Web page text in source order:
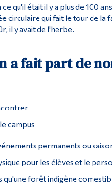
qu'il était il y a plus de 100
qui fait le tour de la
il y avait de l'herbe.
a fait part de
campus
permanents ou
pour les élèves et le
forêt indigène